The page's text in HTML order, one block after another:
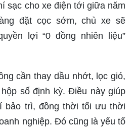
sạc cho xe điện tới giữa năm
đặt cọc sớm, chủ xe sẽ
lợi “0 đồng nhiên liệu”
cần thay dầu nhớt, lọc gió,
số định kỳ. Điều này giúp
bảo trì, đồng thời tối ưu thời
nghiệp. Đó cũng là yếu tố